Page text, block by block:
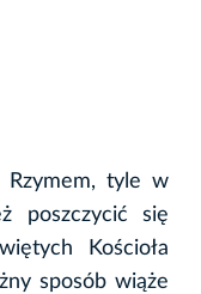
Rzymem, tyle w
poszczycić się
Kościoła
sposób wiąże